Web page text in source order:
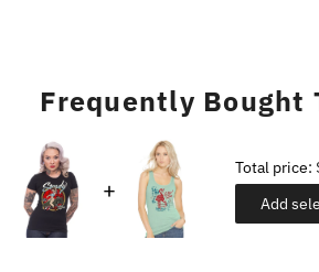
Frequently Bought
Total price:
Add